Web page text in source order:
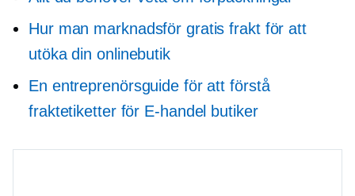
Hur man marknadsför gratis frakt för att
utöka din onlinebutik
En entreprenörsguide för att förstå
fraktetiketter för E-handel butiker